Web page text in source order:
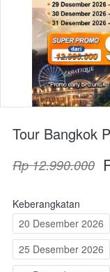
Tour Bangkok
Rp 12.990.000
Keberangkatan
20 Desember 2026
25 Desember 2026